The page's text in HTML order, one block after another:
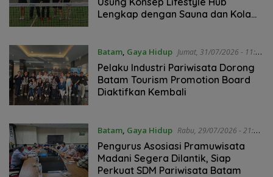
Lengkap dengan Sauna dan Kolam
Batam, Gaya Hidup Jumat, 31/07/2026 - 11:32
WIB
Pelaku Industri Pariwisata Dorong
Batam Tourism Promotion Board
Diaktifkan Kembali
Batam, Gaya Hidup Rabu, 29/07/2026 - 21:43
WIB
Pengurus Asosiasi Pramuwisata
Madani Segera Dilantik, Siap
Perkuat SDM Pariwisata Batam